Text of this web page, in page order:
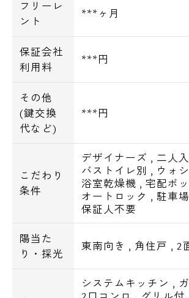
フリーレ
ント
***ヶ月
保証会社
利用料
***円
その他
(鍵交換
代など)
***円
こだわり
条件
デザイナーズ , 二人
バストイレ別 , ウォ
浴室乾燥機 ,宅配ボ
オートロック , 駐車場
保証人不要
陽当た
り・採光
東南向き , 角住戸 , 2
システムキッチン ,